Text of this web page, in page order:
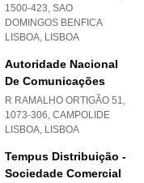
1500-423, SAO
DOMINGOS BENFICA
LISBOA, LISBOA
Autoridade Nacional
De Comunicações
R RAMALHO ORTIGÃO 51,
1073-306, CAMPOLIDE
LISBOA, LISBOA
Tempus Distribuição -
Sociedade Comercial